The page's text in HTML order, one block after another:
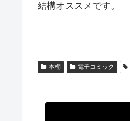
結構オススメです。
本棚 電子コミック